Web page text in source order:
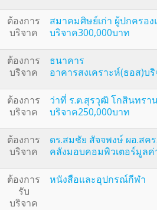
ต้องการ
บริจาค
สมาคมศิษย์เก่า ผู้ปกครอ
บริจาค300,000บาท
ต้องการ
บริจาค
ธนาคาร
อาคารสงเคราะห์(ธอส)บ
ต้องการ
บริจาค
ว่าที่ ร.ต.สุรวุฒิ โกสินทรา
บริจาค250,000บาท
ต้องการ
บริจาค
ดร.สมชัย สัจจพงษ์ ผอ.สค
คลังมอบคอมพิวเตอร์มูลค่
ต้องการ
รับ
บริจาค
หนังสือและอุปกรณ์กีฬา